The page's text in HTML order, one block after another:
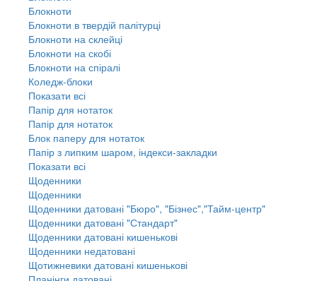
Блокноти
Блокноти в твердій палітурці
Блокноти на склейці
Блокноти на скобі
Блокноти на спіралі
Коледж-блоки
Показати всі
Папір для нотаток
Папір для нотаток
Блок паперу для нотаток
Папір з липким шаром, індекси-закладки
Показати всі
Щоденники
Щоденники
Щоденники датовані "Бюро", "Бізнес","Тайм-центр"
Щоденники датовані "Стандарт"
Щоденники датовані кишенькові
Щоденники недатовані
Щотижневики датовані кишенькові